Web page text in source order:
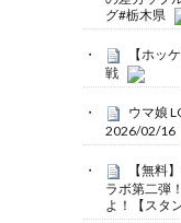
グ#栃木県
【ホッ
戦
ウマ娘
2026/02/16
【無料
ラボ第二弾
よ！【スタ